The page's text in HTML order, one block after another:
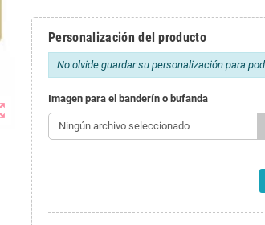
Personalización del producto
No olvide guardar su personalización para
Imagen para el banderín o bufanda
Ningún archivo seleccionado